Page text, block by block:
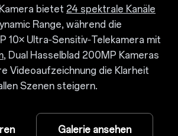
bietet 24 spektrale Kanäle
Range, während die
10× Ultra‑Sensitiv‑Telekamera mit
, Dual Hasselblad 200MP Kameras
Videoaufzeichnung die Klarheit
Szenen steigern.
Galerie ansehen